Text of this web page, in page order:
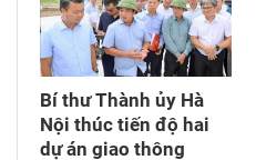
Bí thư Thành ủy Hà
Nội thúc tiến độ hai
dự án giao thông